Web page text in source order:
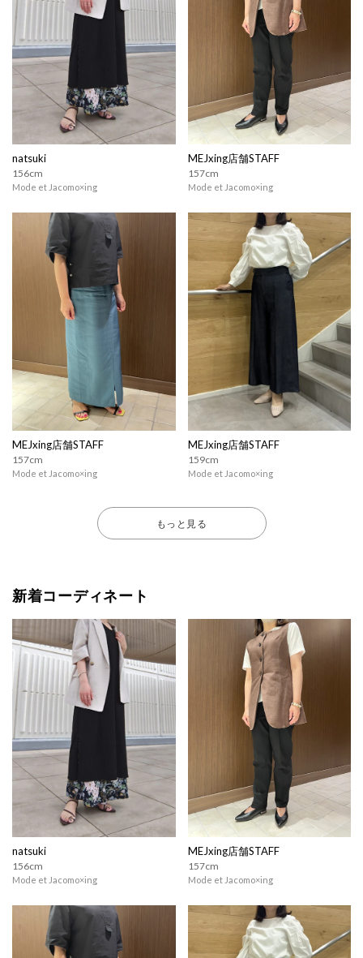
natsuki
156cm
Mode et Jacomo×ing
MEJxing店舗STAFF
157cm
Mode et Jacomo×ing
MEJxing店舗STAFF
157cm
Mode et Jacomo×ing
MEJxing店舗STAFF
159cm
Mode et Jacomo×ing
もっと見る
新着コーディネート
natsuki
156cm
Mode et Jacomo×ing
MEJxing店舗STAFF
157cm
Mode et Jacomo×ing